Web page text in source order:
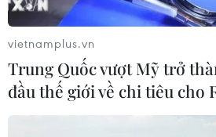
THỦY
Sở hữu trí tuệ
RSS
Hỗ
Ngôn ngữ
vietnamplus.vn
Trung Quốc vượt Mỹ trở
đầu thế giới về chi tiêu cho